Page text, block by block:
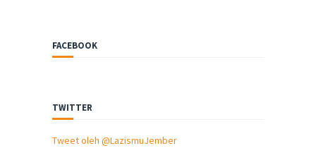
FACEBOOK
TWITTER
Tweet oleh @LazismuJember